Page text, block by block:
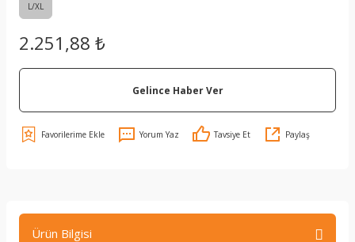
L/XL
2.251,88 ₺
Gelince Haber Ver
Yorum Yaz Tavsiye Et Paylaş
Ürün Bilgisi